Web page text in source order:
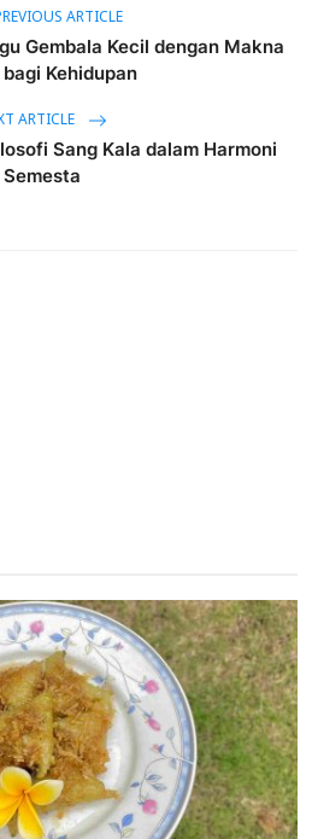
ARTICLE
Gembala Kecil dengan Makna
Kehidupan
ARTICLE
Sang Kala dalam Harmoni
Semesta